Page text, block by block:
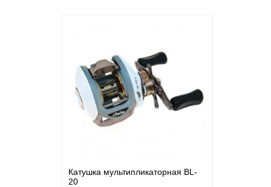
Катушка мультипликаторная BL-
20